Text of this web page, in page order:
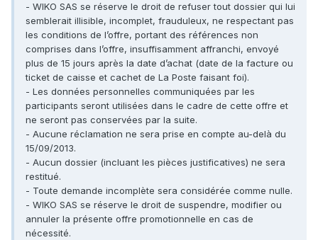
- WIKO SAS se réserve le droit de refuser tout dossier qui lui
semblerait illisible, incomplet, frauduleux, ne respectant pas
les conditions de l’offre, portant des références non
comprises dans l’offre, insuffisamment affranchi, envoyé
plus de 15 jours après la date d’achat (date de la facture ou
ticket de caisse et cachet de La Poste faisant foi).
- Les données personnelles communiquées par les
participants seront utilisées dans le cadre de cette offre et
ne seront pas conservées par la suite.
- Aucune réclamation ne sera prise en compte au-delà du
15/09/2013.
- Aucun dossier (incluant les pièces justificatives) ne sera
restitué.
- Toute demande incomplète sera considérée comme nulle.
- WIKO SAS se réserve le droit de suspendre, modifier ou
annuler la présente offre promotionnelle en cas de
nécessité.